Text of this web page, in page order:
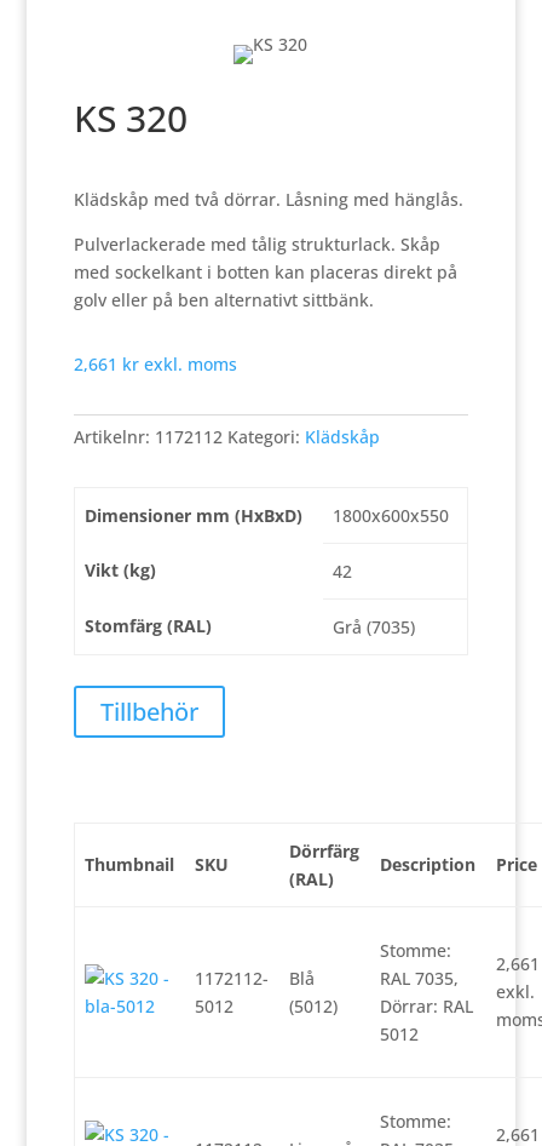
KS 320
Klädskåp med två dörrar. Låsning med hänglås.
Pulverlackerade med tålig strukturlack. Skåp
med sockelkant i botten kan placeras direkt på
golv eller på ben alternativt sittbänk.
2,661 krexkl. moms
Artikelnr: 1172112 Kategori: Klädskåp
Dimensioner mm (HxBxD) 1800x600x550
Vikt (kg) 42
Stomfärg (RAL) Grå (7035)
Tillbehör
Thumbnail SKU
Dörrfärg
(RAL)
Description Price
1172112-
5012
Blå
(5012)
Stomme:
RAL 7035,
Dörrar: RAL
5012
exkl.
Stomme: